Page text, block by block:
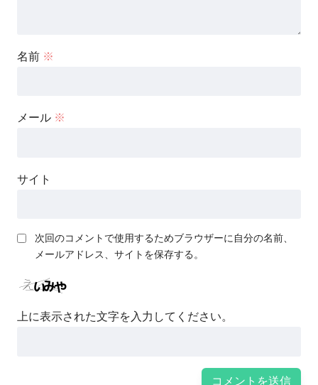
名前 ※
メール ※
サイト
次回のコメントで使用するためブラウザーに自分の名前、
メールアドレス、サイトを保存する。
上に表示された文字を入力してください。